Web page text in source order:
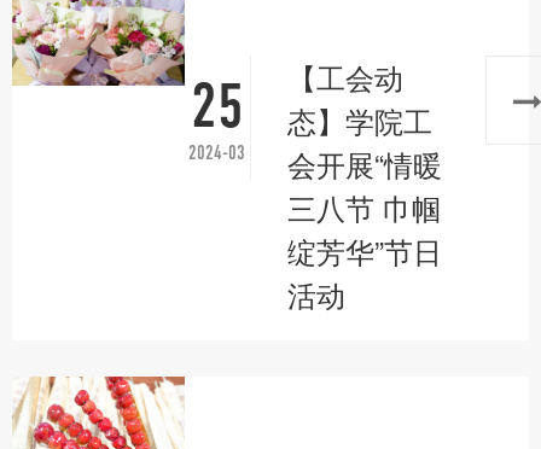
25
2024-03
【工会动
态】学院工
会开展“情暖
三八节 巾帼
绽芳华”节日
活动